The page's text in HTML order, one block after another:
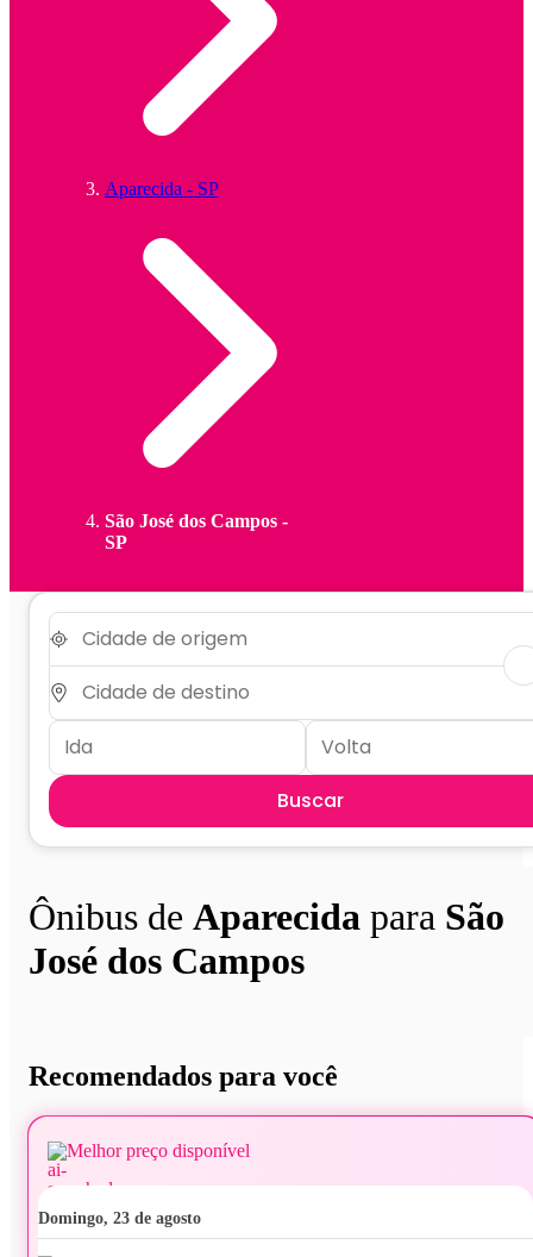
Aparecida - SP
São José dos Campos -
SP
Buscar
Ônibus de Aparecida para São
José dos Campos
Recomendados para você
Melhor preço disponível
domingo, 23 de agosto